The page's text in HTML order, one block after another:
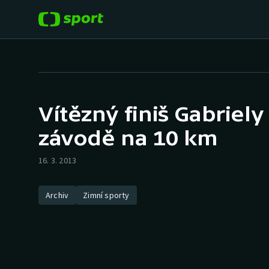
Hokej
Tenis
Cyklistika
Baseball a softbal
Basketbal
Vítězný finiš
závodě na 10 km
16. 3. 2013
Archiv Zimní sporty